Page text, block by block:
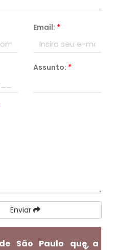
Email: *
Assunto: *
Enviar
São Paulo que a